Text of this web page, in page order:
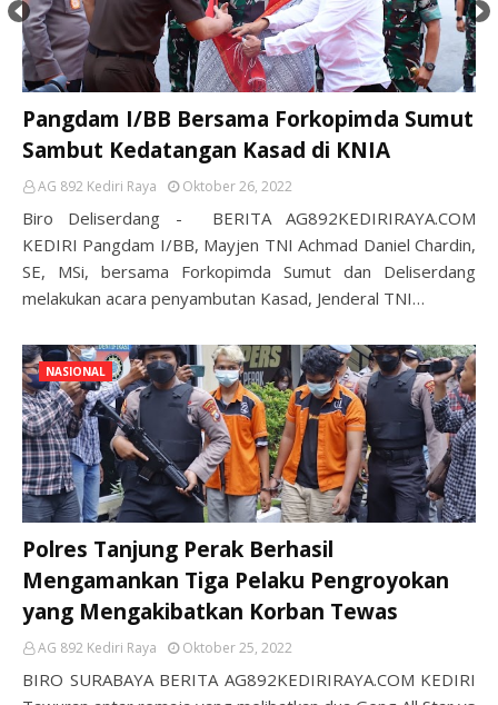
Pangdam I/BB Bersama Forkopimda Sumut
Sambut Kedatangan Kasad di KNIA
AG 892 Kediri Raya Oktober 26, 2022
Biro Deliserdang - BERITA AG892KEDIRIRAYA.COM
KEDIRI Pangdam I/BB, Mayjen TNI Achmad Daniel Chardin,
SE, MSi, bersama Forkopimda Sumut dan Deliserdang
melakukan acara penyambutan Kasad, Jenderal TNI…
NASIONAL
Polres Tanjung Perak Berhasil
Mengamankan Tiga Pelaku Pengroyokan
yang Mengakibatkan Korban Tewas
AG 892 Kediri Raya Oktober 25, 2022
BIRO SURABAYA BERITA AG892KEDIRIRAYA.COM KEDIRI